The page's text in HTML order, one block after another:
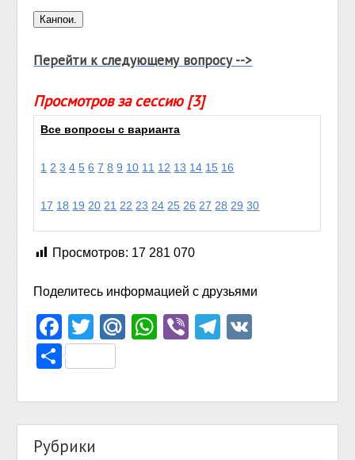
Перейти к следующему вопросу -->
Просмотров за сессию [3]
Все вопросы с варианта
1 2 3 4 5 6 7 8 9 10 11 12 13 14 15 16
17 18 19 20 21 22 23 24 25 26 27 28 29 30
Просмотров: 17 281 070
Поделитесь информацией с друзьями
Facebook
TwitterMail.Ru
WhatsApp
ViberTelegram
Отправить
Рубрики